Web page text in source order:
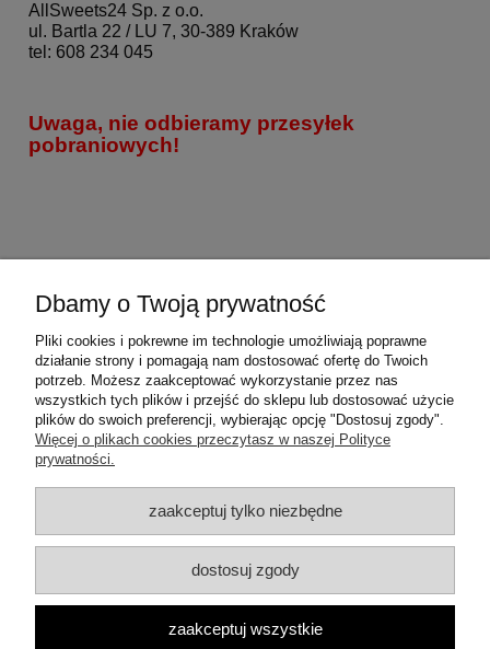
AllSweets24 Sp. z o.o.
ul. Bartla 22 / LU 7, 30-389 Kraków
tel: 608 234 045
Uwaga, nie odbieramy przesyłek
pobraniowych!
Moje konto
Informacje
Dbamy o Twoją prywatność
Pliki cookies i pokrewne im technologie umożliwiają poprawne
działanie strony i pomagają nam dostosować ofertę do Twoich
potrzeb. Możesz zaakceptować wykorzystanie przez nas
wszystkich tych plików i przejść do sklepu lub dostosować użycie
plików do swoich preferencji, wybierając opcję "Dostosuj zgody".
Więcej o plikach cookies przeczytasz w naszej Polityce
prywatności.
zaakceptuj tylko niezbędne
dostosuj zgody
zaakceptuj wszystkie